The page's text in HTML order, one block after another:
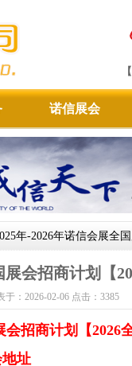
诺信展会
年-2026年诺信会展全
会招商计划【
：2026-02-06 点击： 3385
招商计划【2026
址